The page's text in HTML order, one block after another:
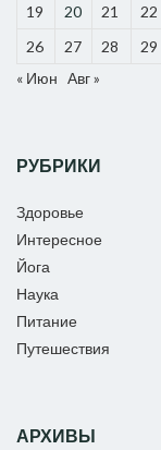
19
20 21 22
26
27 28 29
« Июн Авг »
РУБРИКИ
Здоровье
Интересное
Йога
Наука
Питание
Путешествия
АРХИВЫ